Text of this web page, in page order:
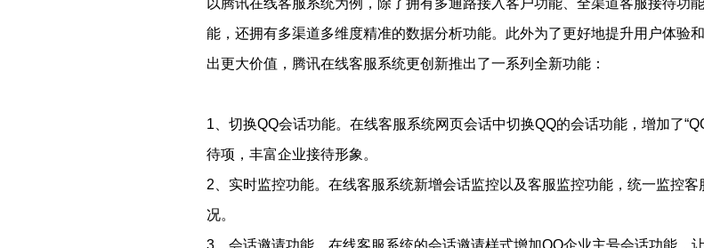
能，还拥有多渠道多维度精准的数据分析功能。此外为了更好地提升用户体验
出更大价值，腾讯在线客服系统更创新推出了一系列全新功能：
1、切换QQ会话功能。在线客服系统网页会话中切换QQ的会话功能，增加了
待项，丰富企业接待形象。
2、实时监控功能。在线客服系统新增会话监控以及客服监控功能，统一监控
况。
3、会话邀请功能。在线客服系统的会话邀请样式增加QQ企业主号会话功能，